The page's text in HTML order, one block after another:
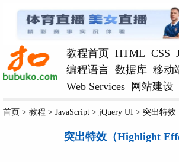
教程首页 HTML CSS
编程语言 数据库 移动
Web Services
网站建设
首页 > 教程 > JavaScript > jQuery UI > 突出特效
突出特效（Highlight